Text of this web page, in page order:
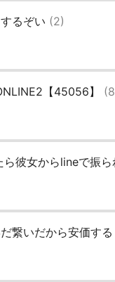
るぞい (2)
【45056】
ら彼女からlineで振
繋いだから安価する